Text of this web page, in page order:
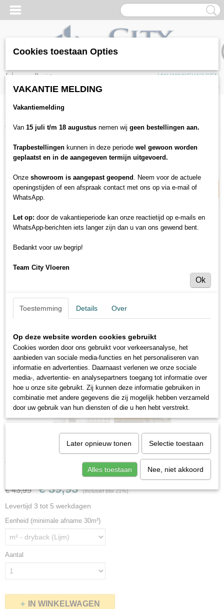
Inloggen Registreren
UW WINKELWAGEN
(0)
Home
6820 Wood Touch
Viva Floors Eiken 6820 Wood Touch
€ 43,95 € 39,95 (inclusief btw 21%)
Levertijd 3 tot 5 werkdagen
Eenheid (minimale afname 30m²)
Aantal
IN WINKELWAGEN
Cookies toestaan Opties
VAKANTIE MELDING
Vakantiemelding
Van 15 juli t/m 18 augustus nemen wij geen bestellingen aan.
Trapbestellingen kunnen in deze periode wel gewoon worden
geplaatst en in de aangegeven termijn uitgevoerd.
Onze showroom is aangepast geopend . Neem voor de actuele
openingstijden of een afspraak contact met ons op via e-mail of
WhatsApp.
Let op: door de vakantieperiode kan onze reactietijd op e-mails en
WhatsApp-berichten iets langer zijn dan u van ons gewend bent.
Bedankt voor uw begrip!
Team City Vloeren
Ok
Toestemming Details Over
Op deze website worden cookies gebruikt
Cookies worden door ons gebruikt voor verkeersanalyse, het
aanbieden van sociale media-functies en het personaliseren van
informatie en advertenties. Daarnaast verlenen we onze sociale
media-, advertentie- en analysepartners toegang tot informatie over
hoe u onze site gebruikt. Zij kunnen deze informatie gebruiken in
combinatie met andere gegevens die zij mogelijk hebben verzameld
door uw gebruik van hun diensten of die u hen hebt verstrekt.
Later opnieuw tonen Selectie toestaan
Alles toestaan Nee, niet akkoord